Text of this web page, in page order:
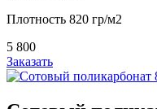
Плотность 820 гр/м2
5 800
Заказать